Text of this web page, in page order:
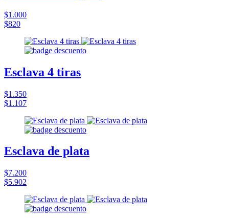
$1.000
$820
Esclava 4 tiras
$1.350
$1.107
Esclava de plata
$7.200
$5.902